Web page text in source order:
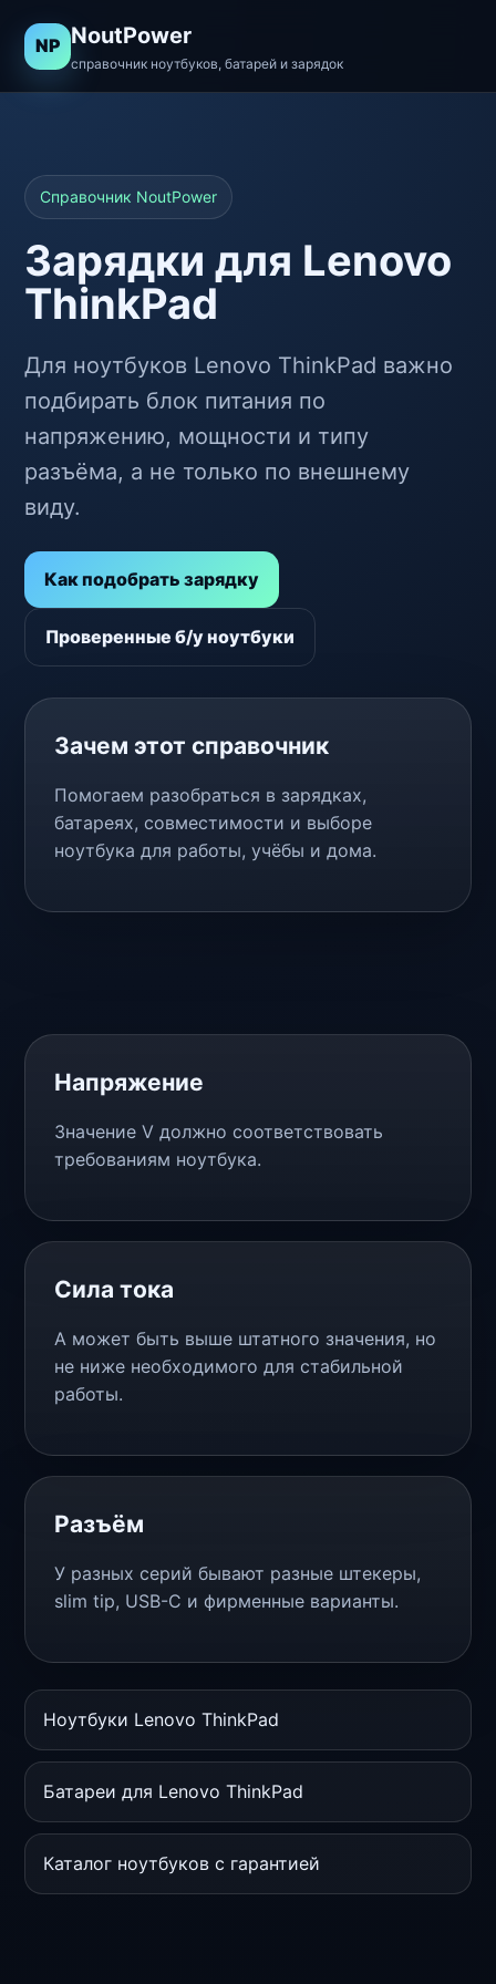
NP NoutPower
справочник ноутбуков, батарей и зарядок
Справочник NoutPower
Зарядки для Lenovo
ThinkPad
Для ноутбуков Lenovo ThinkPad важно
подбирать блок питания по
напряжению, мощности и типу
разъёма, а не только по внешнему
виду.
Как подобрать зарядку
Проверенные б/у ноутбуки
Зачем этот справочник
Помогаем разобраться в зарядках,
батареях, совместимости и выборе
ноутбука для работы, учёбы и дома.
Напряжение
Значение V должно соответствовать
требованиям ноутбука.
Сила тока
A может быть выше штатного значения, но
не ниже необходимого для стабильной
работы.
Разъём
У разных серий бывают разные штекеры,
slim tip, USB-C и фирменные варианты.
Ноутбуки Lenovo ThinkPad
Батареи для Lenovo ThinkPad
Каталог ноутбуков с гарантией